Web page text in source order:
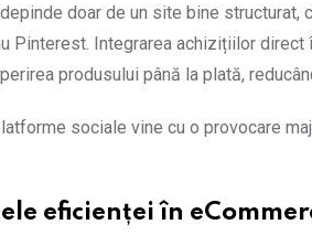
doar de un site bine
Pinterest. Integrarea achizițiilor direct
produsului până la plată,
sociale vine cu o provocare
eficienței în